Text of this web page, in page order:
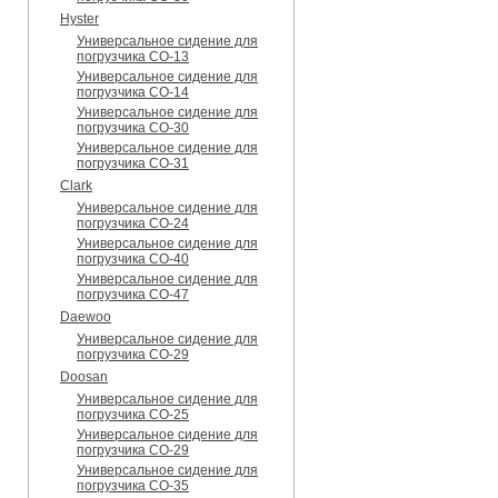
Hyster
Универсальное сидение для
погрузчика CO-13
Универсальное сидение для
погрузчика CO-14
Универсальное сидение для
погрузчика CO-30
Универсальное сидение для
погрузчика CO-31
Clark
Универсальное сидение для
погрузчика CO-24
Универсальное сидение для
погрузчика CO-40
Универсальное сидение для
погрузчика CO-47
Daewoo
Универсальное сидение для
погрузчика CO-29
Doosan
Универсальное сидение для
погрузчика CO-25
Универсальное сидение для
погрузчика CO-29
Универсальное сидение для
погрузчика CO-35